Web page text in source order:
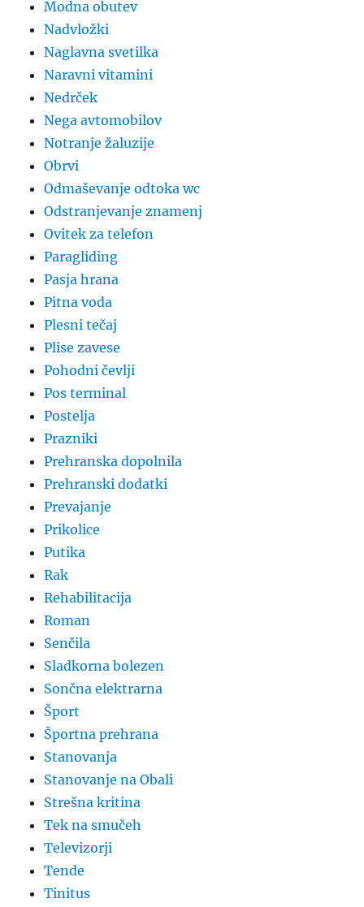
Modna obutev
Nadvložki
Naglavna svetilka
Naravni vitamini
Nedrček
Nega avtomobilov
Notranje žaluzije
Obrvi
Odmaševanje odtoka wc
Odstranjevanje znamenj
Ovitek za telefon
Paragliding
Pasja hrana
Pitna voda
Plesni tečaj
Plise zavese
Pohodni čevlji
Pos terminal
Postelja
Prazniki
Prehranska dopolnila
Prehranski dodatki
Prevajanje
Prikolice
Putika
Rak
Rehabilitacija
Roman
Senčila
Sladkorna bolezen
Sončna elektrarna
Šport
Športna prehrana
Stanovanja
Stanovanje na Obali
Strešna kritina
Tek na smučeh
Televizorji
Tende
Tinitus